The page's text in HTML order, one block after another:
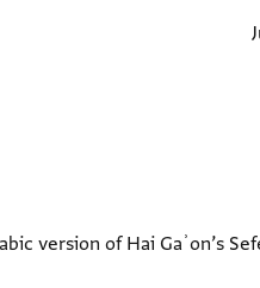
version of Hai Gaʾon’s